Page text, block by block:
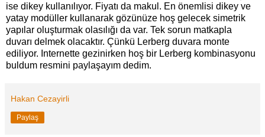
ise dikey kullanılıyor. Fiyatı da makul. En önemlisi dikey ve
yatay modüller kullanarak gözünüze hoş gelecek simetrik
yapılar oluşturmak olasılığı da var. Tek sorun matkapla
duvarı delmek olacaktır. Çünkü Lerberg duvara monte
ediliyor. Internette gezinirken hoş bir Lerberg kombinasyonu
buldum resmini paylaşayım dedim.
Hakan Cezayirli
Paylaş